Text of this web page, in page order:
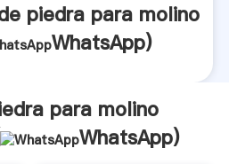
piedra para molino
WhatsApp)
para molino
WhatsApp)